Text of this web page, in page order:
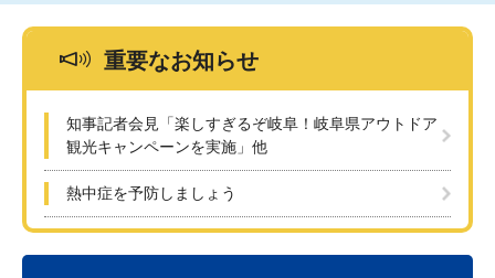
重要なお知らせ
知事記者会見「楽しすぎるぞ岐阜！岐阜県アウトドア
観光キャンペーンを実施」他
熱中症を予防しましょう